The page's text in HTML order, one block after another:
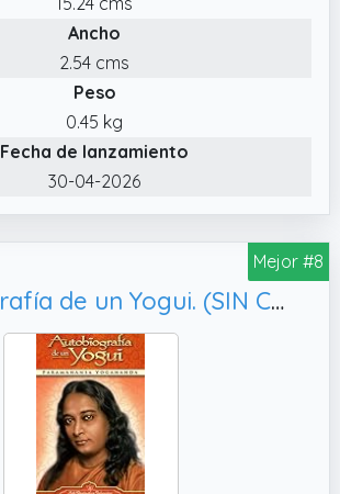
Ancho
2.54 cms
Peso
0.45 kg
Fecha de lanzamiento
30-04-2026
Mejor #8
Autobiografía de un Yogui. (SIN COLECCION)